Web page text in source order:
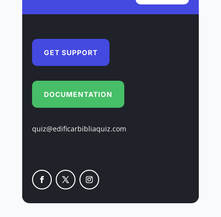
GET SUPPORT
DOCUMENTATION
quiz@edificarbibliaquiz.com